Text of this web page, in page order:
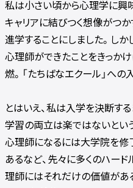
私は小さい頃から心理学に興
キャリアに結びつく想像がつ
進学することにしました。し
心理師ができたことをきっか
燃。「たちばなエクール」への
とはいえ、私は入学を決断す
学習の両立は楽ではないとい
心理師になるには大学院を修
あるなど、先々に多くのハー
理師にはそれだけの価値があ